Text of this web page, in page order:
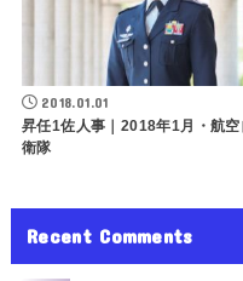
2018.01.01
昇任1佐人事｜2018年1月・航空
衛隊
Recent Comments